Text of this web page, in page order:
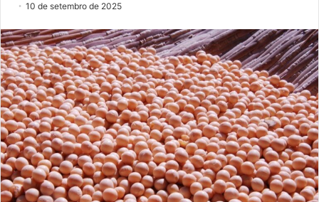
10 de setembro de 2025